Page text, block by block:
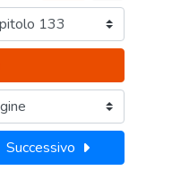
Successivo